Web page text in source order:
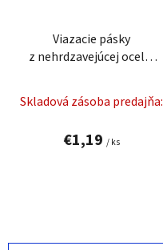
Viazacie pásky
z nehrdzavejúcej ocele,
Skladová zásoba predajňa:
€1,19 / ks